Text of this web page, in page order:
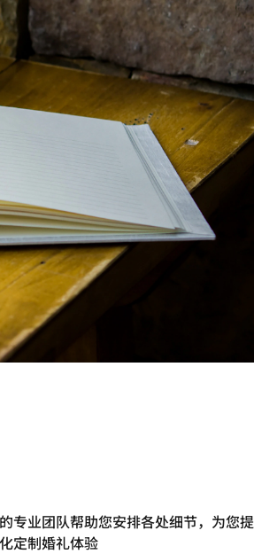
专业团队帮助您安排各处细节，为您提
定制婚礼体验